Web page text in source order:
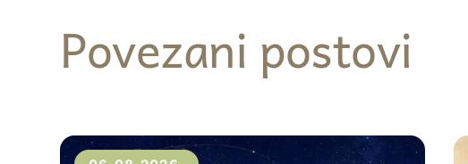
Povezani postovi